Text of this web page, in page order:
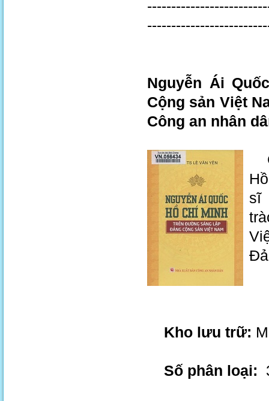
Nguyễn Ái
Cộng sản Việt
Công an nhân
sĩ
Kho lưu trữ:
Số phân loại: